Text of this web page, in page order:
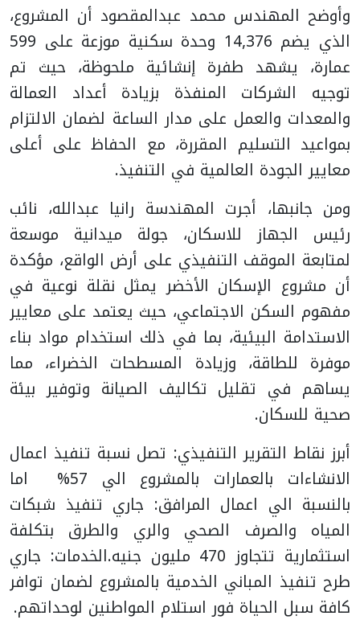
وأوضح المهندس محمد عبدالمقصود أن المشروع،
الذي يضم 14,376 وحدة سكنية موزعة على 599
عمارة، يشهد طفرة إنشائية ملحوظة، حيث تم
توجيه الشركات المنفذة بزيادة أعداد العمالة
والمعدات والعمل على مدار الساعة لضمان الالتزام
بمواعيد التسليم المقررة، مع الحفاظ على أعلى
معايير الجودة العالمية في التنفيذ.
ومن جانبها، أجرت المهندسة رانيا عبدالله، نائب
رئيس الجهاز للاسكان، جولة ميدانية موسعة
لمتابعة الموقف التنفيذي على أرض الواقع، مؤكدة
أن مشروع الإسكان الأخضر يمثل نقلة نوعية في
مفهوم السكن الاجتماعي، حيث يعتمد على معايير
الاستدامة البيئية، بما في ذلك استخدام مواد بناء
موفرة للطاقة، وزيادة المسطحات الخضراء، مما
يساهم في تقليل تكاليف الصيانة وتوفير بيئة
صحية للسكان.
أبرز نقاط التقرير التنفيذي: تصل نسبة تنفيذ اعمال
الانشاءات بالعمارات بالمشروع الي 57% اما
بالنسبة الي اعمال المرافق: جاري تنفيذ شبكات
المياه والصرف الصحي والري والطرق بتكلفة
استثمارية تتجاوز 470 مليون جنيه.الخدمات: جاري
طرح تنفيذ المباني الخدمية بالمشروع لضمان توافر
كافة سبل الحياة فور استلام المواطنين لوحداتهم.